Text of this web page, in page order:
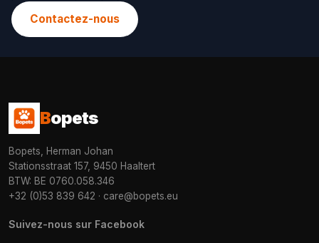
Contactez-nous
Bopets
Bopets, Herman Johan
Stationsstraat 157, 9450 Haaltert
BTW: BE 0760.058.346
+32 (0)53 839 642 · care@bopets.eu
Suivez-nous sur Facebook